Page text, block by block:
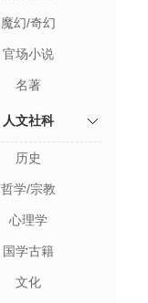
魔幻/奇幻
官场小说
名著
人文社科
历史
哲学/宗教
心理学
国学古籍
文化